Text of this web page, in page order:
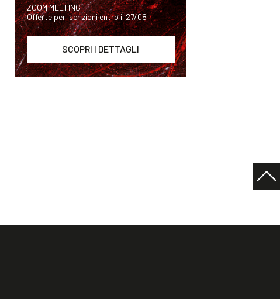
ZOOM MEETING
Offerte per iscrizioni entro il 27/08
SCOPRI I DETTAGLI